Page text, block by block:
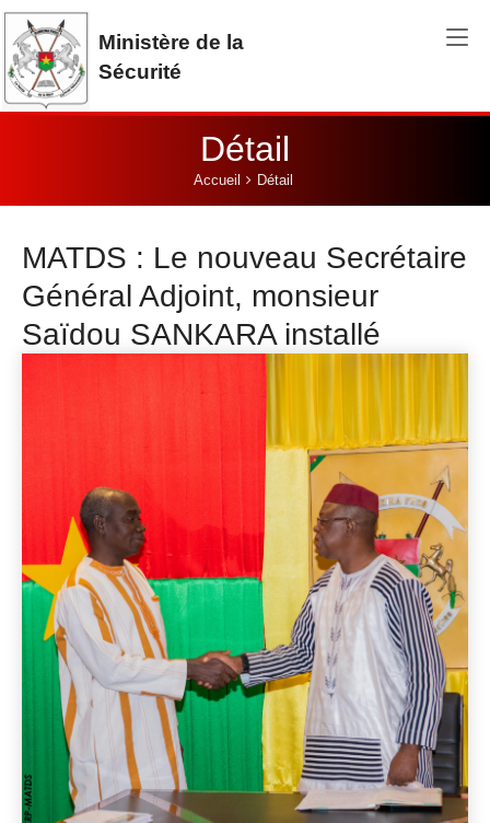
Aller au contenu principal
Ministère de la
Sécurité
Détail
Accueil Détail
MATDS : Le nouveau Secrétaire
Général Adjoint, monsieur
Saïdou SANKARA installé